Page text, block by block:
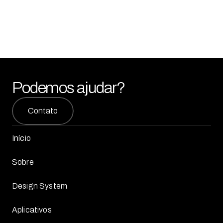
Podemos ajudar?
Contato
Início
Sobre
Design System
Aplicativos